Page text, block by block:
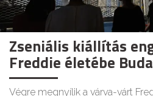
Zseniális kiállítás
Freddie életébe
Végre megnyílik a várva-várt